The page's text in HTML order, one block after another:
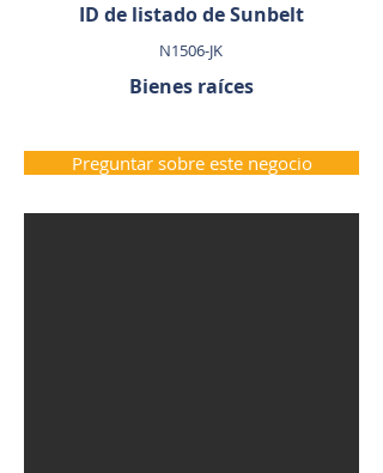
ID de listado de Sunbelt
N1506-JK
Bienes raíces
Preguntar sobre este negocio